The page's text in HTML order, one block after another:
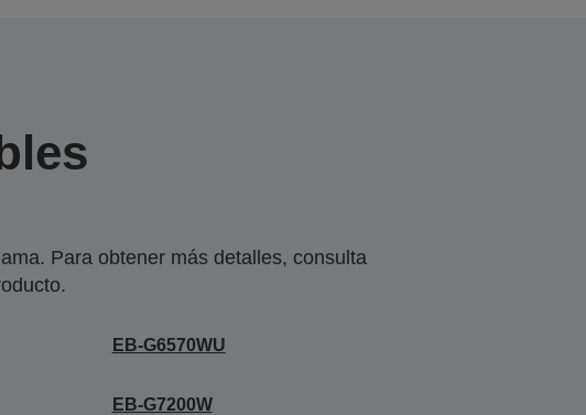
Para obtener más detalles, consulta
EB-G6570WU
EB-G7200W